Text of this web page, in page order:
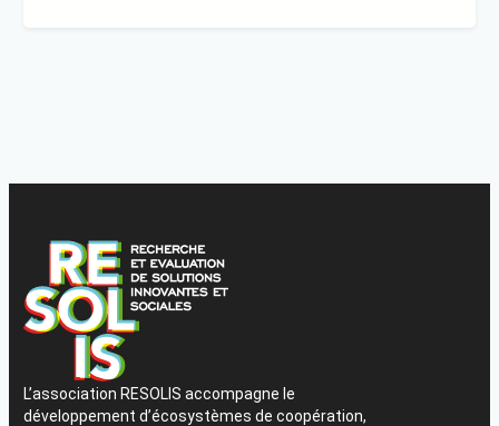
L’association RESOLIS accompagne le
développement d’écosystèmes de coopération,